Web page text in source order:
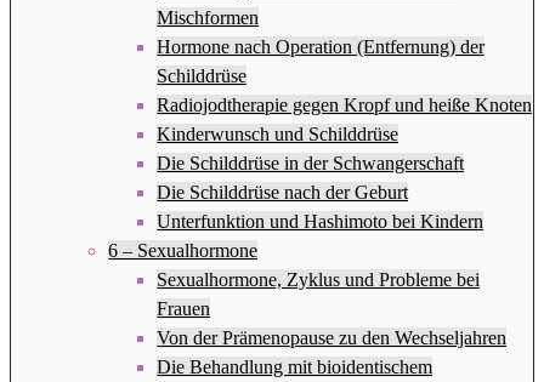
Mischformen
Hormone nach Operation (Entfernung) der
Schilddrüse
Radiojodtherapie gegen Kropf und heiße Knoten
Kinderwunsch und Schilddrüse
Die Schilddrüse in der Schwangerschaft
Die Schilddrüse nach der Geburt
Unterfunktion und Hashimoto bei Kindern
6 – Sexualhormone
Sexualhormone, Zyklus und Probleme bei
Frauen
Von der Prämenopause zu den Wechseljahren
Die Behandlung mit bioidentischem